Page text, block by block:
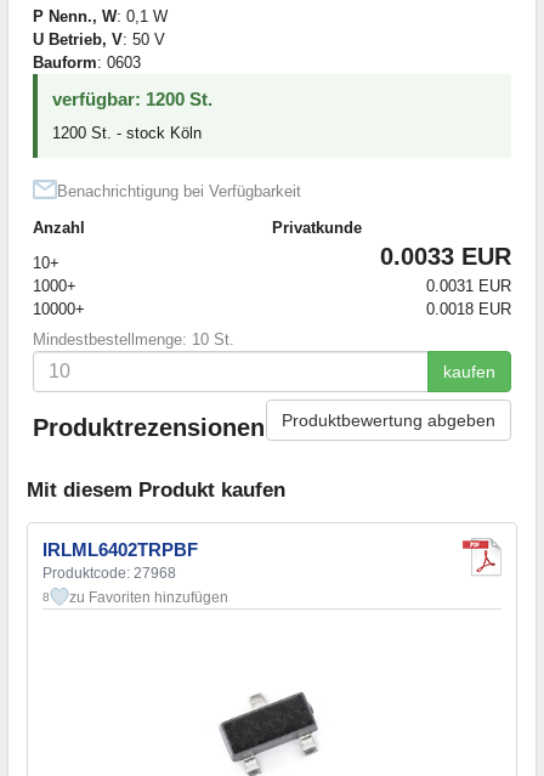
P Nenn., W: 0,1 W
U Betrieb, V: 50 V
Bauform: 0603
verfügbar: 1200 St.
1200 St. - stock Köln
Benachrichtigung bei Verfügbarkeit
Anzahl
Privatkunde
10+
0.0033 EUR
1000+
0.0031 EUR
10000+
0.0018 EUR
Mindestbestellmenge: 10 St.
kaufen
Produktrezensionen Produktbewertung abgeben
Mit diesem Produkt kaufen
IRLML6402TRPBF
Produktcode: 27968
8 zu Favoriten hinzufügen